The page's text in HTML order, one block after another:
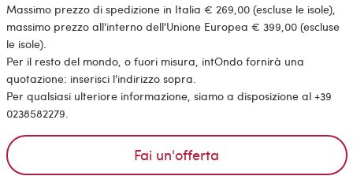
Massimo prezzo di spedizione in Italia € 269,00 (escluse le isole),
massimo prezzo all'interno dell'Unione Europea € 399,00 (escluse
le isole).
Per il resto del mondo, o fuori misura, intOndo fornirà una
quotazione: inserisci l'indirizzo sopra.
Per qualsiasi ulteriore informazione, siamo a disposizione al +39
0238582279.
Fai un'offerta